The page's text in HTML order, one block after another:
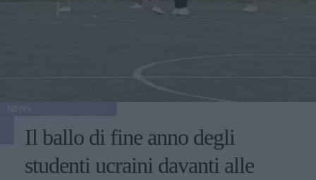
Il ballo di fine anno degli
studenti ucraini davanti alle